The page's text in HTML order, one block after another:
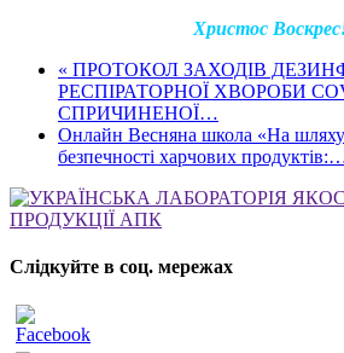
Христос
« ПРОТОКОЛ ЗАХОДІВ
РЕСПІРАТОРНОЇ ХВОРОБИ
СПРИЧИНЕНОЇ…
Онлайн Весняна школа «На шляху
безпечності харчових
Слідкуйте в соц. мережах